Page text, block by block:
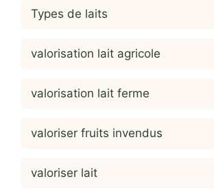
Types de laits
valorisation lait agricole
valorisation lait ferme
valoriser fruits invendus
valoriser lait